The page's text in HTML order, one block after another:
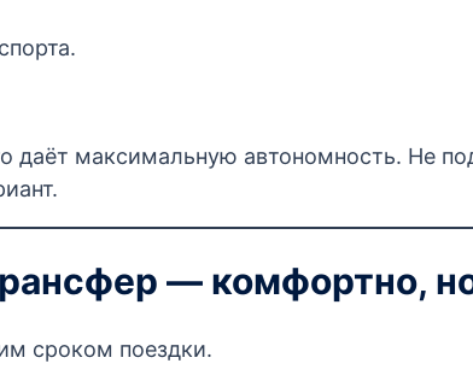
максимальную автономность. Не
— комфортно,
сроком поездки.